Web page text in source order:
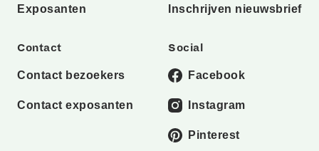
Exposanten Inschrijven nieuwsbrief
Contact
Contact bezoekers
Contact exposanten
Social
Facebook
Instagram
Pinterest